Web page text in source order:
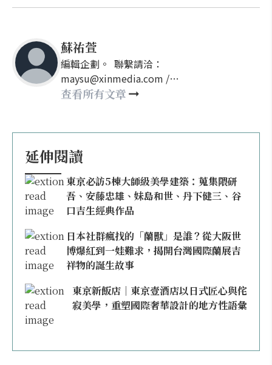
蘇祐萱
編輯企劃。 聯繫請洽：
maysu@xinmedia.com /
may860527@gmail.com
查看所有文章
延伸閱讀
東京必訪5棟大師級美學建築：蒐集隈研
吾、安藤忠雄、妹島和世、丹下健三、谷
口吉生經典作品
日本社群瘋找的「蘭獸」是誰？從大阪世
博爆紅到一娃難求，揭開台灣國際蘭展吉
祥物的誕生故事
東京新飯店｜東京壹酒店以日式匠心與侘
寂美學，重塑國際奢華設計的地方性語彙